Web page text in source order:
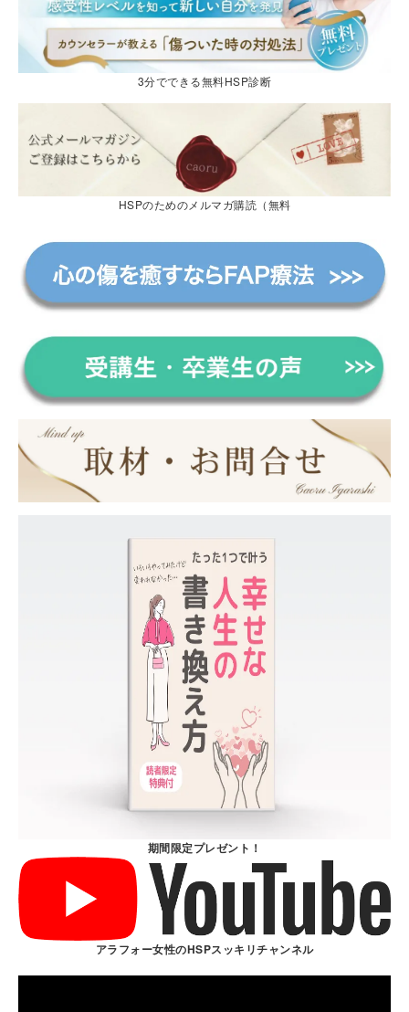
3分でできる無料HSP診断
HSPのためのメルマガ購読（無料
期間限定プレゼント！
アラフォー女性のHSPスッキリチャンネル